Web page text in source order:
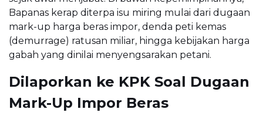
Bapanas kerap diterpa isu miring mulai dari dugaan
mark-up harga beras impor, denda peti kemas
(demurrage) ratusan miliar, hingga kebijakan harga
gabah yang dinilai menyengsarakan petani.
Dilaporkan ke KPK Soal Dugaan
Mark-Up Impor Beras